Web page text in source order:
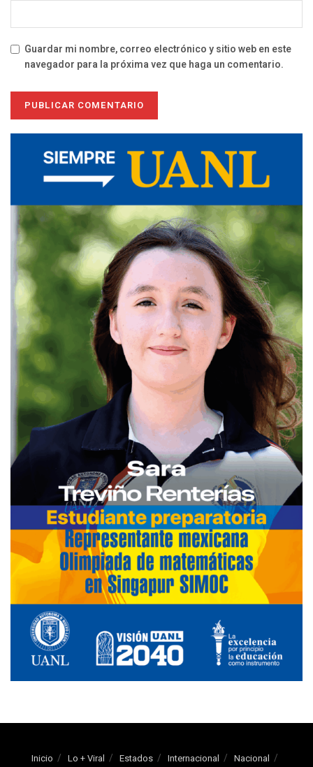
Guardar mi nombre, correo electrónico y sitio web en este
navegador para la próxima vez que haga un comentario.
Inicio Lo + Viral Estados Internacional
Nacional